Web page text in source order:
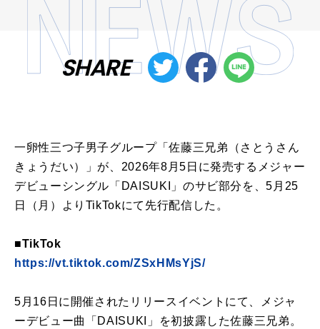
SHARE
一卵性三つ子男子グループ「佐藤三兄弟（さとうさん
きょうだい）」が、2026年8月5日に発売するメジャー
デビューシングル「DAISUKI」のサビ部分を、5月25
日（月）よりTikTokにて先行配信した。
■TikTok
https://vt.tiktok.com/ZSxHMsYjS/
5月16日に開催されたリリースイベントにて、メジャ
ーデビュー曲「DAISUKI」を初披露した佐藤三兄弟。